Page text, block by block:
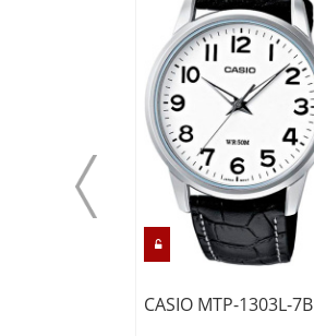
CASIO MTP-1303L-7B